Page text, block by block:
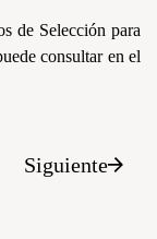
de Selección para
consultar en el
Siguiente